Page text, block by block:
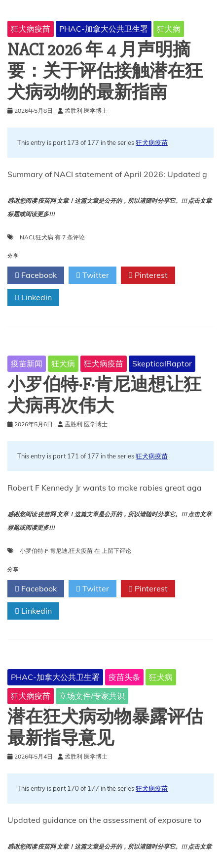
犬
病
狂犬病疫苗 PHAC-加拿大公共卫生署 狂犬病
NACI 2026 年 4 月声明摘
要：关于评估接触潜在狂
犬病动物的最新指南
2026年5月8日 孟胜利 医学博士
This entry is part 173 of 177 in the series狂犬病疫苗
Summary of NACI statement of April 2026: Updated g
感谢您阅读 疫苗网 文章！这篇文章是公开的，所以请随时分享它。!!! 点击文章
标题或阅读更多!!!
NACI,狂犬病 NACI
4
月
声
摘
估
接
触
潜
在
狂
犬
病
的
有 7 条评论
分享
Facebook Twitter Pinterest
Linkedin
疫苗新闻 狂犬病 狂犬病疫苗 SkepticalRaptor
小罗伯特·F·肯尼迪想让狂
犬病再次伟大
2026年5月6日 孟胜利 医学博士
This entry is part 171 of 177 in the series狂犬病疫苗
Robert F Kennedy Jr wants to make rabies great aga
感谢您阅读 疫苗网 文章！这篇文章是公开的，所以请随时分享它。!!! 点击文章
标题或阅读更多!!!
小罗伯特·F·肯尼迪,狂犬疫苗 在 小
特
·F·
肯
病
次
伟
大
上留下评论
分享
Facebook Twitter Pinterest
Linkedin
PHAC-加拿大公共卫生署 疫苗头条
狂犬病
狂犬病疫苗
立场文件/专家共识
潜在狂犬病动物暴露评估
最新指导意见
2026年5月4日 孟胜利 医学博士
This entry is part 170 of 177 in the series狂犬病疫苗
Updated guidance on the assessment of exposure to
感谢您阅读 疫苗网 文章！这篇文章是公开的，所以请随时分享它。!!! 点击文章